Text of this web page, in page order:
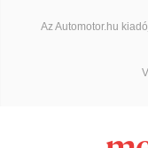
Az Automotor.hu